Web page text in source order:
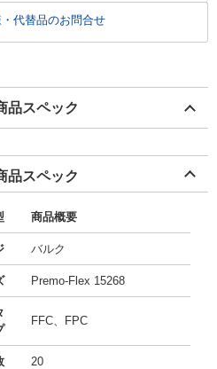
代替品のお問合せ
品スペック
品スペック
商品概要
バルク
Premo-Flex 15268
FFC、FPC
20